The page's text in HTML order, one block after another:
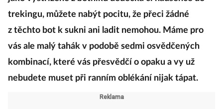
trekingu, můžete nabýt pocitu, že přeci žádné
z těchto bot k sukni ani ladit nemohou. Máme pro
vás ale malý tahák v podobě sedmi osvědčených
kombinací, které vás přesvědčí o opaku a vy už
nebudete muset při ranním oblékání nijak tápat.